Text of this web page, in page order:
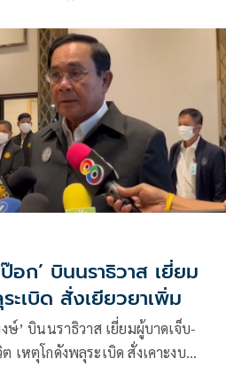
ก’ บินนราธิวาส เยี่ยม
ะเบิด สั่งเยียวยาเพิ่ม
ษ์’ บินนราธิวาส เยี่ยมผู้บาดเจ็บ-
เหตุโกดังพลุระเบิด สั่งเคาะงบ